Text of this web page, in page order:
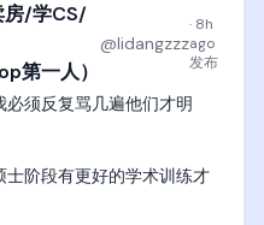
还是经常会出现这个问题。
迹般的，没有这个毛病。走
么出发。
，工具调用，都是千万次
其实并不会完全公开这些小
房/学CS/
第一人）
@lidangzzz
· 8h
ago
发布
须反复骂几遍他们才明
士阶段有更好的学术训练才